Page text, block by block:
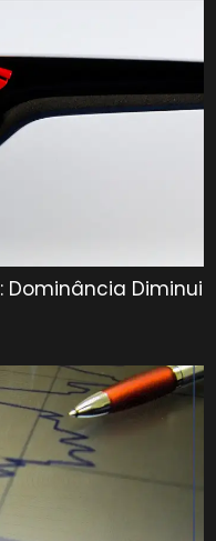
Dominância Diminui